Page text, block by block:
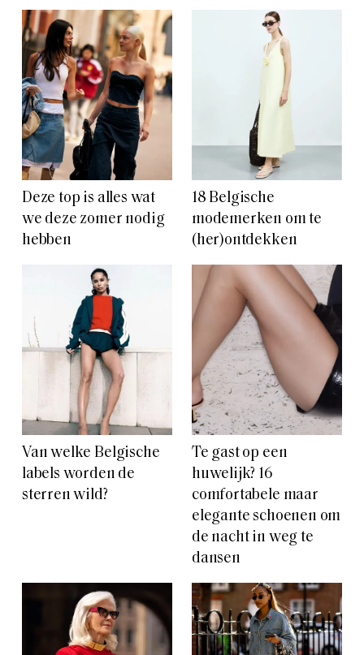
Deze top is alles wat
we deze zomer nodig
hebben
18 Belgische
modemerken om te
(her)ontdekken
Van welke Belgische
labels worden de
sterren wild?
Te gast op een
huwelijk? 16
comfortabele maar
elegante schoenen om
de nacht in weg te
dansen